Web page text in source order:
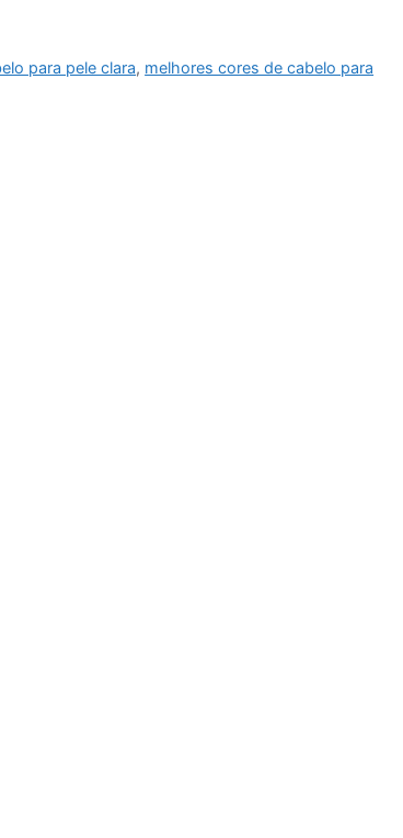
para pele clara, melhores cores de cabelo para